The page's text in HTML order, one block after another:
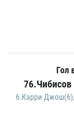
Гол
6.Карри Джош(6),